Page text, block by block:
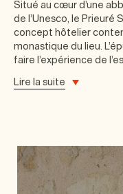
Situé au cœur d’une
de l’Unesco, le Prieuré
concept hôtelier
monastique du lieu.
faire l’expérience de
Lire la suite